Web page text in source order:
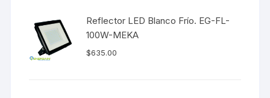
Reflector LED Blanco Frío. EG-FL-
100W-MEKA
$635.00